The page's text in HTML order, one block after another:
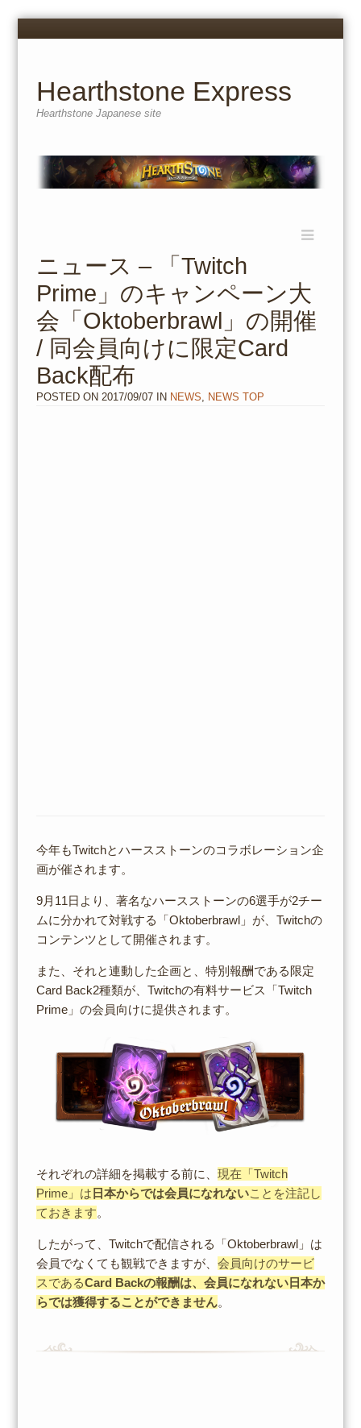
Menu
Hearthstone Express
Hearthstone Japanese site
content
ニュース – 「Twitch
Prime」のキャンペーン大
会「Oktoberbrawl」の開催
/ 同会員向けに限定Card
Back配布
POSTED ON 2017/09/07IN NEWS NEWS TOP
今年もTwitchとハースストーンのコラボレーション企
画が催されます。
9月11日より、著名なハースストーンの6選手が2チー
ムに分かれて対戦する「Oktoberbrawl」が、Twitchの
コンテンツとして開催されます。
また、それと連動した企画と、特別報酬である限定
Card Back2種類が、Twitchの有料サービス「Twitch
Prime」の会員向けに提供されます。
それぞれの詳細を掲載する前に、 現在「Twitch
Prime」は 日本からでは会員になれないことを注記し
ておきます。
したがって、Twitchで配信される「Oktoberbrawl」は
会員でなくても観戦できますが、 会員向けのサービ
スであるCard Backの報酬は、会員になれない日本か
らでは獲得することができません。